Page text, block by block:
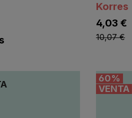
Korres
4,03 €
10,07 €
60%
VENTA